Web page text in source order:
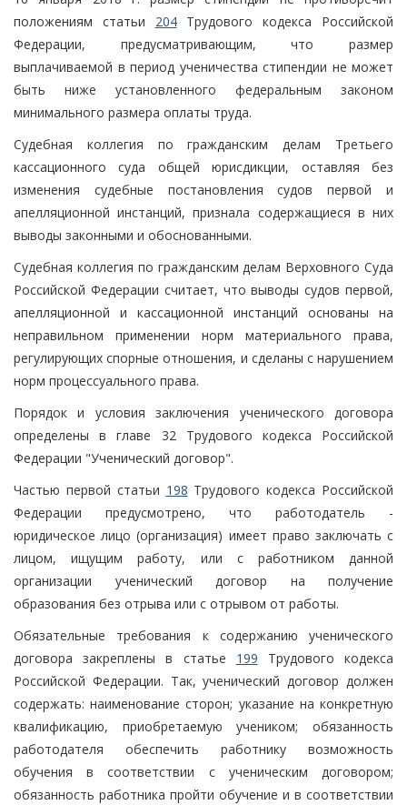
положениям статьи 204Трудового кодекса Российской
Федерации, предусматривающим, что размер
выплачиваемой в период ученичества стипендии не может
быть ниже установленного федеральным законом
минимального размера оплаты труда.
Судебная коллегия по гражданским делам Третьего
кассационного суда общей юрисдикции, оставляя без
изменения судебные постановления судов первой и
апелляционной инстанций, признала содержащиеся в них
выводы законными и обоснованными.
Судебная коллегия по гражданским делам Верховного Суда
Российской Федерации считает, что выводы судов первой,
апелляционной и кассационной инстанций основаны на
неправильном применении норм материального права,
регулирующих спорные отношения, и сделаны с нарушением
норм процессуального права.
Порядок и условия заключения ученического договора
определены в главе 32 Трудового кодекса Российской
Федерации "Ученический договор".
Частью первой статьи 198 Трудового кодекса Российской
Федерации предусмотрено, что работодатель -
юридическое лицо (организация) имеет право заключать с
лицом, ищущим работу, или с работником данной
организации ученический договор на получение
образования без отрыва или с отрывом от работы.
Обязательные требования к содержанию ученического
договора закреплены в статье 199 Трудового кодекса
Российской Федерации. Так, ученический договор должен
содержать: наименование сторон; указание на конкретную
квалификацию, приобретаемую учеником; обязанность
работодателя обеспечить работнику возможность
обучения в соответствии с ученическим договором;
обязанность работника пройти обучение и в соответствии